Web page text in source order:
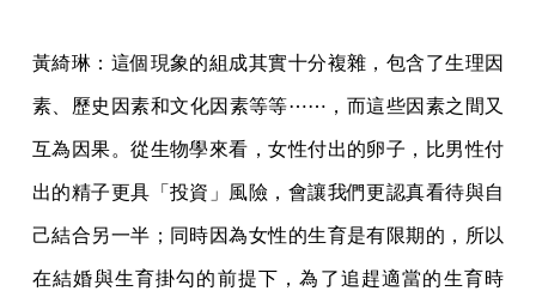
黃綺琳：這個現象的組成其實十分複雜，包含了生理因
素、歷史因素和文化因素等等⋯⋯，而這些因素之間又
互為因果。從生物學來看，女性付出的卵子，比男性付
出的精子更具「投資」風險，會讓我們更認真看待與自
己結合另一半；同時因為女性的生育是有限期的，所以
在結婚與生育掛勾的前提下，為了追趕適當的生育時